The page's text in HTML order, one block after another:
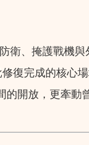
、掩護戰機與
復完成的核心
開放，更牽動